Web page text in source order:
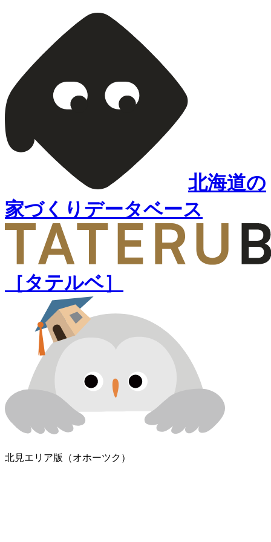
北海道の
家づくりデータベース
［タテルベ］
北見エリア版 （オホーツク）